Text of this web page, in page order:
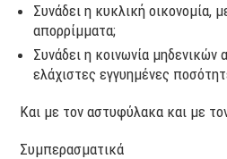
Συνάδει η κυκλική οικονομία,
απορρίμματα;
Συνάδει η κοινωνία μηδενικών
ελάχιστες εγγυημένες
Και με τον αστυφύλακα και με
Συμπερασματικά